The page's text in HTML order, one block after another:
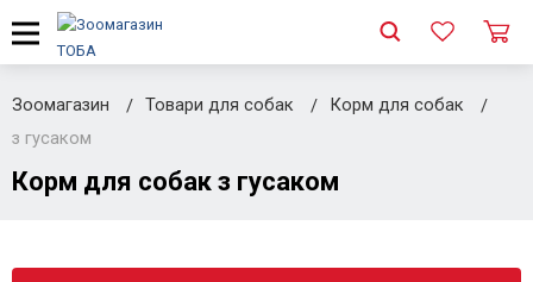
Зоомагазин Товари для собак
Корм для собак
з гусаком
Корм для собак з гусаком